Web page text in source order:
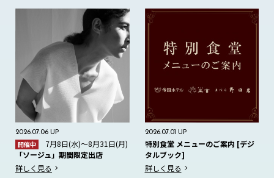
2026.07.06 UP
開催中
7月8日(水)～8月31日(月)
「ソージュ」期間限定出店
詳しく見る
2026.07.01 UP
特別食堂 メニューのご案内 [デジ
タルブック]
詳しく見る